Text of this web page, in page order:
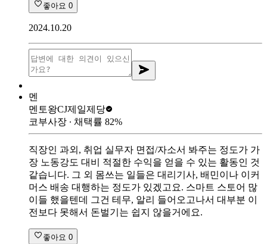
좋아요 0
2024.10.20
멘
멘토왕CJ제일제당
코부사장 ∙ 채택률 82%
직장인 과외, 취업 실무자 면접/자소서 봐주는 정도가 가
장 노동강도 대비 적절한 수익을 얻을 수 있는 활동인 것
같습니다. 그 외 몸쓰는 일들은 대리기사, 배민이나 이커
머스 배송 대행하는 정도가 있겠고요. 스마트 스토어 많
이들 했을텐데 그건 테무, 알리 들어오고나서 대부분 이
전보다 못해서 돈벌기는 쉽지 않을거에요.
좋아요 0